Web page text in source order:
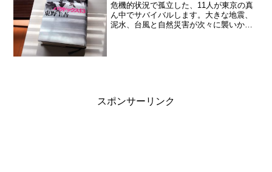
危機的状況で孤立した、11人が東京の真
ん中でサバイバルします。大きな地震、
泥水、台風と自然災害が次々に襲いかか
スポンサーリンク